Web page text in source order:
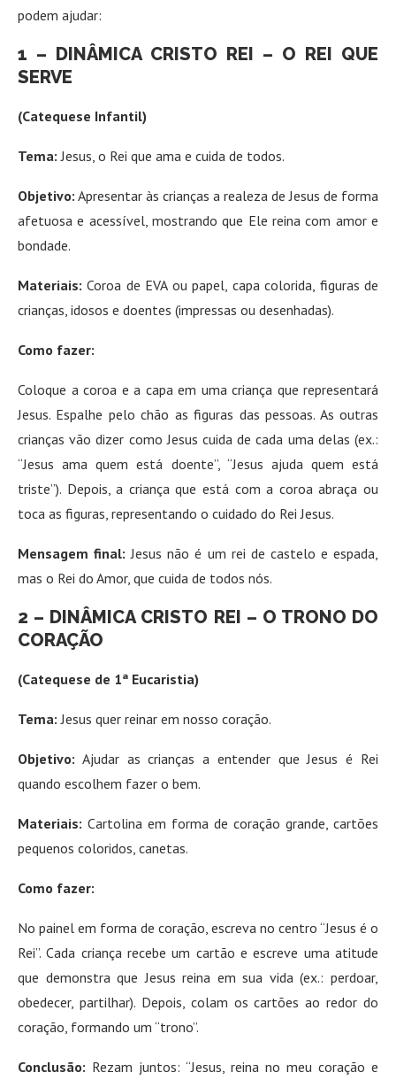
podem ajudar:
1 – DINÂMICA CRISTO REI – O REI QUE
SERVE
(Catequese Infantil)
Tema:Jesus, o Rei que ama e cuida de todos.
Objetivo: Apresentar às crianças a realeza de Jesus de forma
afetuosa e acessível, mostrando que Ele reina com amor e
bondade.
Materiais:Coroa de EVA ou papel, capa colorida, figuras de
crianças, idosos e doentes (impressas ou desenhadas).
Como fazer:
Coloque a coroa e a capa em uma criança que representará
Jesus. Espalhe pelo chão as figuras das pessoas. As outras
crianças vão dizer como Jesus cuida de cada uma delas (ex.:
“Jesus ama quem está doente”, “Jesus ajuda quem está
triste”). Depois, a criança que está com a coroa abraça ou
toca as figuras, representando o cuidado do Rei Jesus.
Mensagem final:Jesus não é um rei de castelo e espada,
mas o Rei do Amor, que cuida de todos nós.
2 – DINÂMICA CRISTO REI – O TRONO DO
CORAÇÃO
(Catequese de 1ª Eucaristia)
Tema:Jesus quer reinar em nosso coração.
Objetivo: Ajudar as crianças a entender que Jesus é Rei
quando escolhem fazer o bem.
Materiais: Cartolina em forma de coração grande, cartões
pequenos coloridos, canetas.
Como fazer:
No painel em forma de coração, escreva no centro “Jesus é o
Rei”. Cada criança recebe um cartão e escreve uma atitude
que demonstra que Jesus reina em sua vida (ex.: perdoar,
obedecer, partilhar). Depois, colam os cartões ao redor do
coração, formando um “trono”.
Conclusão: Rezam juntos: “Jesus, reina no meu coração e